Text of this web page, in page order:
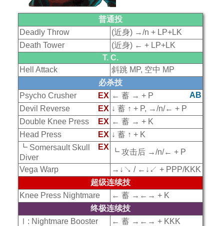
普通投
Deadly Throw
(近身) →/n + LP+LK
Death Tower
(近身) ← + LP+LK
T. C.
Hell Attack
斜跳 MP, 空中 MP
必杀技
EX
Psycho Crusher AB
← 蓄 → + P
EX
Devil Reverse
↓ 蓄 ↑ + P, →/n/← + P
EX
Double Knee Press
← 蓄 → + K
EX
Head Press
↓ 蓄 ↑ + K
EX
┗ Somersault Skull
Diver
┗ 攻击后 →/n/← + P
Vega Warp
→↓↘ / ←↓↙ + PPP/KKK
超级连续技
Knee Press Nightmare
← 蓄 →←→ + K
终极连续技
Ⅰ: Nightmare Booster
← 蓄 →←→ + KKK